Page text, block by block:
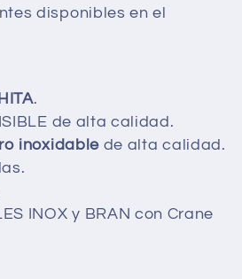
disponibles en el
.
de alta calidad.
inoxidablede alta calidad.
INOX y BRAN con Crane